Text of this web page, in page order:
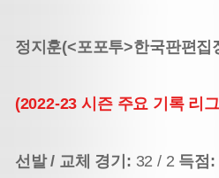
정지훈(<포포투>한국판편집
(2022-23 시즌 주요 기록 리
선발 / 교체 경기: 32 / 2 득점: